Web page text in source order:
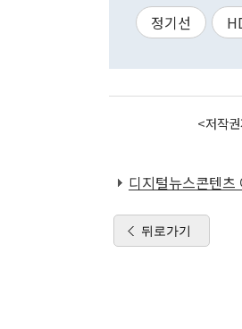
정기선
<저작
디지털뉴스콘텐츠
뒤로가기